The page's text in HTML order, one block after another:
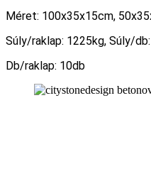
Méret: 100x35x15cm,
Súly/raklap: 1225kg, Súly/
Db/raklap: 10db